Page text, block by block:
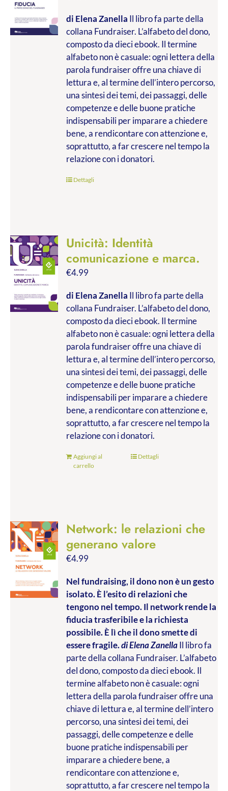
di Elena Zanella Il libro fa parte della
collana Fundraiser. L’alfabeto del dono,
composto da dieci ebook. Il termine
alfabeto non è casuale: ogni lettera della
parola fundraiser offre una chiave di
lettura e, al termine dell’intero percorso,
una sintesi dei temi, dei passaggi, delle
competenze e delle buone pratiche
indispensabili per imparare a chiedere
bene, a rendicontare con attenzione e,
soprattutto, a far crescere nel tempo la
relazione con i donatori.
Dettagli
Unicità: Identità
comunicazione e marca.
€4.99
di Elena Zanella Il libro fa parte della
collana Fundraiser. L’alfabeto del dono,
composto da dieci ebook. Il termine
alfabeto non è casuale: ogni lettera della
parola fundraiser offre una chiave di
lettura e, al termine dell’intero percorso,
una sintesi dei temi, dei passaggi, delle
competenze e delle buone pratiche
indispensabili per imparare a chiedere
bene, a rendicontare con attenzione e,
soprattutto, a far crescere nel tempo la
relazione con i donatori.
Aggiungi al
carrello
Dettagli
Network: le relazioni che
generano valore
€4.99
Nel fundraising, il dono non è un gesto
isolato. È l’esito di relazioni che
tengono nel tempo. Il network rende la
fiducia trasferibile e la richiesta
possibile. È lì che il dono smette di
essere fragile.di Elena ZanellaIl libro fa
parte della collana Fundraiser. L’alfabeto
del dono, composto da dieci ebook. Il
termine alfabeto non è casuale: ogni
lettera della parola fundraiser offre una
chiave di lettura e, al termine dell’intero
percorso, una sintesi dei temi, dei
passaggi, delle competenze e delle
buone pratiche indispensabili per
imparare a chiedere bene, a
rendicontare con attenzione e,
soprattutto, a far crescere nel tempo la